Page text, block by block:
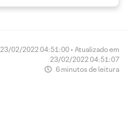
23/02/2022 04:51:00 • Atualizado em
23/02/2022 04:51:07
6 minutos de leitura